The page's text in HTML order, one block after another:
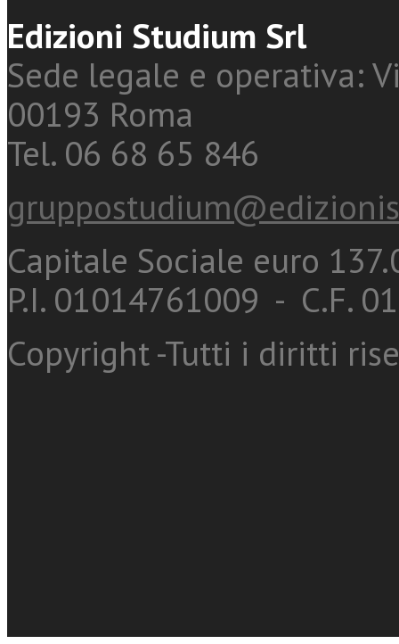
Edizioni Studium Srl
Sede legale e operativa:
00193 Roma
Tel. 06 68 65 846
Capitale Sociale euro
P.I. 01014761009 - C.F.
Copyright -Tutti i diritti